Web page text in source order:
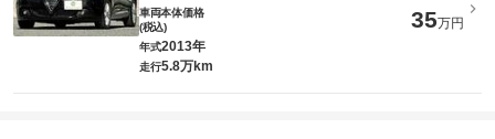
車両本体価格
(税込)
35万円
年式2013年
走行5.8万km